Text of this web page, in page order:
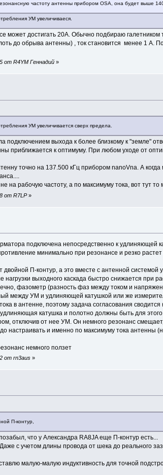
частоту антенны прибором OSA, она будет выше
УМ увеличиваеся.
может достигать 20А. Обычно подбираю
до обрыва антенны) , ток становится менее 1 А.
от R4YM Геннадий»
УМ увеличивается сверх предела.
подключением выхода к более близкому к "земле"
приближается к оптимуму. При любом уходе от
точно на 137.500 кГц прибором nanoVna. А
на рабочую частоту, а по максимуму тока, вот тут
от R7LP»
подключена непосредственно к удлиняющей
минимально при резонансе и резко растет
П-контур, а это вместе с антенной системой
нагрузки выходного каскада быстро снижается при
фазометр (разность фаз между током и
между УМ и удлиняющей катушкой или же
в антенне, поэтому задача согласования сводится
катушка и полотно должны быть для
отключив от нее УМ. Он немного резонанс
настраивать и именно по максимуму тока антенны
немного ползет
от rn3aus»
П-контур,
что у Александра RA8JA еще П-контур есть...
с учетом длины провода от шека до реального
малую-малую индуктивность для точной